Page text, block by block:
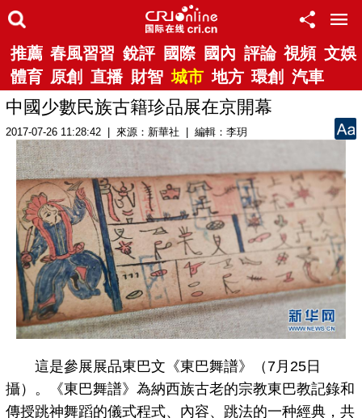
推薦 春風習習 銳評 國際 國內 評論 視頻 文娛
體育 原創 直播 財智 城市 地方 環創 汽車
中國少數民族古籍珍品展在京開幕
2017-07-26 11:28:42 | 來源：新華社 | 編輯：李玥
這是參展展品東巴文《東巴舞譜》（7月25日
攝）。《東巴舞譜》為納西族古老的宗教東巴教記錄和
傳授跳神舞蹈的儀式程式、內容、跳法的一种經典，共